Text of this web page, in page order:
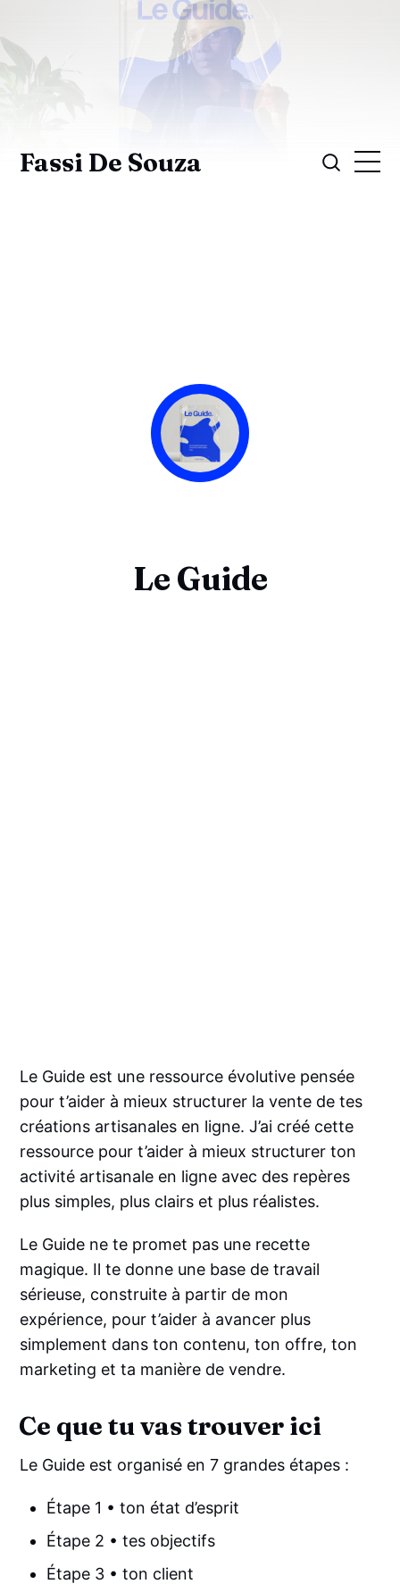
Fassi De Souza
Le Guide
Le Guide est une ressource évolutive pensée
pour t’aider à mieux structurer la vente de tes
créations artisanales en ligne. J’ai créé cette
ressource pour t’aider à mieux structurer ton
activité artisanale en ligne avec des repères
plus simples, plus clairs et plus réalistes.
Le Guide ne te promet pas une recette
magique. Il te donne une base de travail
sérieuse, construite à partir de mon
expérience, pour t’aider à avancer plus
simplement dans ton contenu, ton offre, ton
marketing et ta manière de vendre.
Ce que tu vas trouver ici
Le Guide est organisé en 7 grandes étapes :
Étape 1 • ton état d’esprit
Étape 2 • tes objectifs
Étape 3 • ton client